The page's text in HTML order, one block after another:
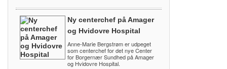
Ny centerchef på Amager
og Hvidovre Hospital
Anne-Marie Bergstrøm er udpeget
som centerchef for det nye Center
for Borgernær Sundhed på Amager
og Hvidovre Hospital.